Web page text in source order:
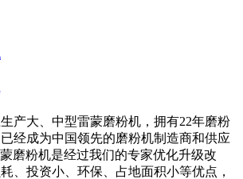
产大、中型雷蒙磨粉机，拥有22年磨粉
经成为中国领先的磨粉机制造商和供应
磨粉机是经过我们的专家优化升级改
、投资小、环保、占地面积小等优点，